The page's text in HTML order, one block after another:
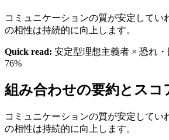
コミュニケーションの質が安定してい
の相性は持続的に向上します。
Quick read: 安定型理想主義者 × 恐れ
76%
組み合わせの要約とスコ
コミュニケーションの質が安定してい
の相性は持続的に向上します。